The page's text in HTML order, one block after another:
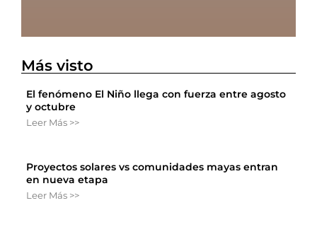
Más visto
El fenómeno El Niño llega con fuerza entre agosto
y octubre
Leer Más >>
Proyectos solares vs comunidades mayas entran
en nueva etapa
Leer Más >>